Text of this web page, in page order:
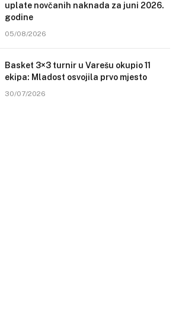
uplate novčanih naknada za juni 2026.
godine
05/08/2026
Basket 3×3 turnir u Varešu okupio 11
ekipa: Mladost osvojila prvo mjesto
30/07/2026